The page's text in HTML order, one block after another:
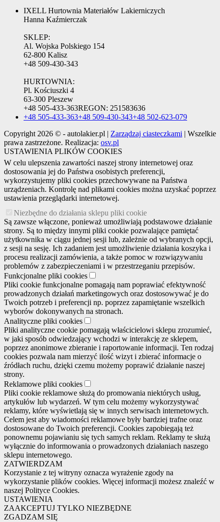
IXELL Hurtownia Materiałów Lakierniczych
Hanna Kaźmierczak
SKLEP:
Al. Wojska Polskiego 154
62-800 Kalisz
+48 509-430-343
HURTOWNIA:
Pl. Kościuszki 4
63-300 Pleszew
+48 505-433-363REGON: 251583636
+48 505-433-363+48 509-430-343+48 502-623-079
Copyright 2026 © - autolakier.pl | Zarządzaj ciasteczkami | Wszelkie
prawa zastrzeżone. Realizacja: osv.pl
USTAWIENIA PLIKÓW COOKIES
W celu ulepszenia zawartości naszej strony internetowej oraz
dostosowania jej do Państwa osobistych preferencji,
wykorzystujemy pliki cookies przechowywane na Państwa
urządzeniach. Kontrolę nad plikami cookies można uzyskać poprzez
ustawienia przeglądarki internetowej.
Niezbędne do działania sklepu pliki cookie
Są zawsze włączone, ponieważ umożliwiają podstawowe działanie
strony. Są to między innymi pliki cookie pozwalające pamiętać
użytkownika w ciągu jednej sesji lub, zależnie od wybranych opcji,
z sesji na sesję. Ich zadaniem jest umożliwienie działania koszyka i
procesu realizacji zamówienia, a także pomoc w rozwiązywaniu
problemów z zabezpieczeniami i w przestrzeganiu przepisów.
Funkcjonalne pliki cookies
Pliki cookie funkcjonalne pomagają nam poprawiać efektywność
prowadzonych działań marketingowych oraz dostosowywać je do
Twoich potrzeb i preferencji np. poprzez zapamiętanie wszelkich
wyborów dokonywanych na stronach.
Analityczne pliki cookies
Pliki analityczne cookie pomagają właścicielowi sklepu zrozumieć,
w jaki sposób odwiedzający wchodzi w interakcję ze sklepem,
poprzez anonimowe zbieranie i raportowanie informacji. Ten rodzaj
cookies pozwala nam mierzyć ilość wizyt i zbierać informacje o
źródłach ruchu, dzięki czemu możemy poprawić działanie naszej
strony.
Reklamowe pliki cookies
Pliki cookie reklamowe służą do promowania niektórych usług,
artykułów lub wydarzeń. W tym celu możemy wykorzystywać
reklamy, które wyświetlają się w innych serwisach internetowych.
Celem jest aby wiadomości reklamowe były bardziej trafne oraz
dostosowane do Twoich preferencji. Cookies zapobiegają też
ponownemu pojawianiu się tych samych reklam. Reklamy te służą
wyłącznie do informowania o prowadzonych działaniach naszego
sklepu internetowego.
ZATWIERDZAM
Korzystanie z tej witryny oznacza wyrażenie zgody na
wykorzystanie plików cookies. Więcej informacji możesz znaleźć w
naszej Polityce Cookies.
USTAWIENIA
ZAAKCEPTUJ TYLKO NIEZBĘDNE
ZGADZAM SIĘ